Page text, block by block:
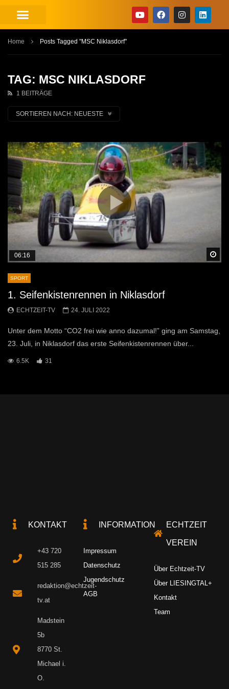
Home Posts Tagged "MSC Niklasdorf"
TAG: MSC NIKLASDORF
1 BEITRÄGE
SORTIEREN NACH: NEUESTE
06:16
SPORT
1. Seifenkistenrennen in Niklasdorf
ECHTZEIT-TV 24. JULI 2022
Unter dem Motto “CO2 frei wie anno dazumal!” ging am Samstag,
23. Juli, in Niklasdorf das erste Seifenkistenrennen über...
6.5K 31
KONTAKT
+43 720
515 285
redaktion@echtzeit-
tv.at
Madstein
5b
8770 St.
Michael i.
O.
INFORMATION
Impressum
Datenschutz
Jugendschutz
AGB
ECHTZEIT
VEREIN
Über Echtzeit-TV
Über LIESINGTAL+
Kontakt
Team